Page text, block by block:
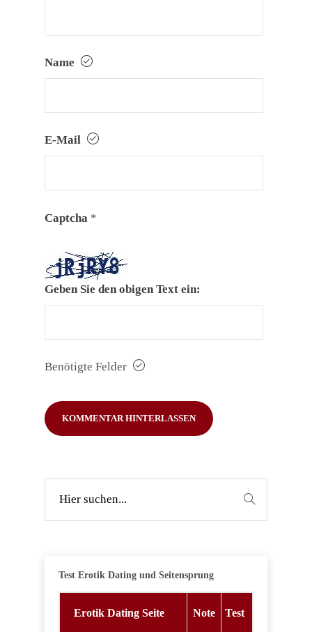
Name
E-Mail
Captcha *
Geben Sie den obigen Text ein:
Benötigte Felder
Test Erotik Dating und Seitensprung
Erotik Dating Seite Note Test